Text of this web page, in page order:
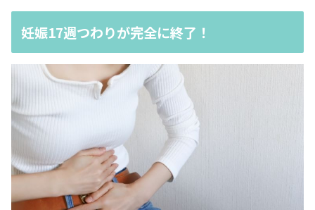
妊娠17週つわりが完全に終了！